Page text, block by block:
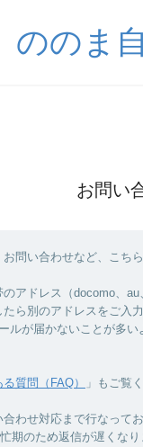
ののま
お問い
問い合わせなど、こち
アドレス（docomo、
ら別のアドレスをご入力
ルが届かないことが多
質問（FAQ） 」もご覧
わせ対応まで行なって
期のため返信が遅くなり